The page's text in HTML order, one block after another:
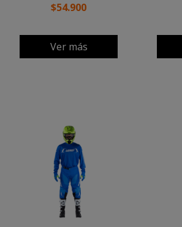
$54.900
Ver más